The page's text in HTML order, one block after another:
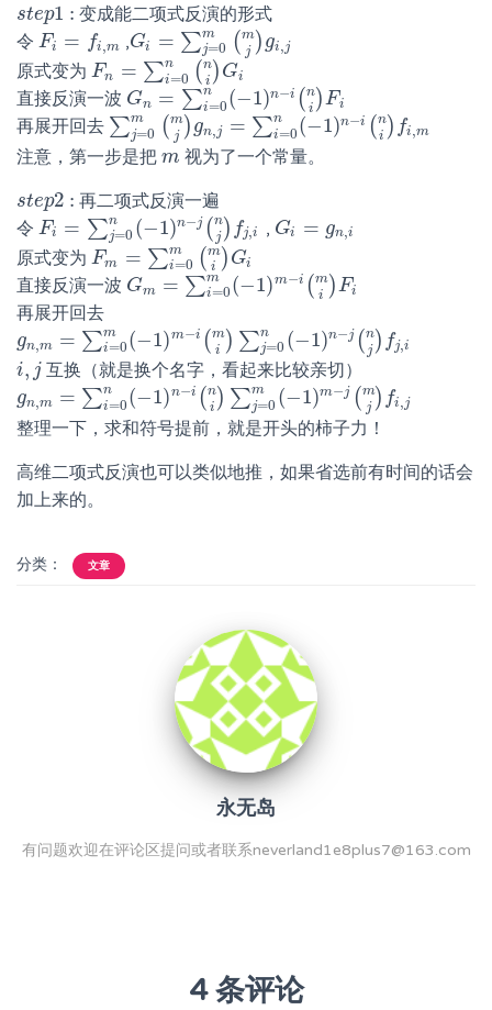
step1 :
step1
变成能二项式反演的形式
令 Fi = fi,m
Fi= f, m ,Gi = ∑m
j=0 ( m
j ) gi,j
Gi= ∑j =0 m(m j)gi,j
原式变为 Fn = ∑n
i=0 (n
i ) Gi
Fn =∑ =0n(n ) Gi
直接反演一波 Gn = ∑n
i=0(−1)n−i (n
i )Fi
Gn=∑ =0n(−1)n−i(ni) Fi
再展开回去 ∑m
j=0 (m
j ) gn,j = ∑n
i=0(−1)n−i ( n
i ) fi,m
∑ =0m ( mj)gn ,j =∑ = 0n(−1)n −i(ni )f,m
注意，第一步是把 m
m 视为了一个常量。
step2 :
step2
再二项式反演一遍
令 Fi = ∑n
j=0 (−1)n−j ( n
j ) fj,i
Fi= ∑j =0 n(− 1)n−j(nj) f ,i , Gi = gn,i
Gi= gn ,i
原式变为 Fm = ∑m
i=0 ( m
i ) Gi
Fm =∑ =0m(m )Gi
直接反演一波 Gm = ∑m
i=0(−1)m−i ( m
i )Fi
Gm =∑ =0m(−1)m−i(m i) Fi
再展开回去
gn,m = ∑m
i=0(−1)m−i ( m
i ) ∑n
j=0 (−1)n−j (n
j ) fj,i
gn ,m =∑ i= 0m(−1)m−i(m )∑j =0n(− 1)n−j(nj) f,i
i, j
i,j 互换（就是换个名字，看起来比较亲切）
gn,m = ∑n
i=0(−1)n−i (n
i ) ∑m
j=0 (−1)m−j ( m
j ) fi,j
gn ,m =∑ i= 0n(−1)n −i(n ) ∑j=0 m(− 1)m−j(mj )f,j
整理一下，求和符号提前，就是开头的柿子力！
高维二项式反演也可以类似地推，如果省选前有时间的话会
加上来的。
分类： 文章
永无岛
有问题欢迎在评论区提问或者联系neverland1e8plus7@163.com
4 条评论